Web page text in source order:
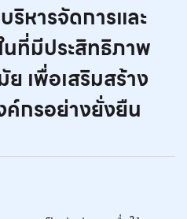
ริหารจัดการและ
ที่มีประสิทธิภาพ
เพื่อเสริมสร้าง
ค์กรอย่างยั่งยืน